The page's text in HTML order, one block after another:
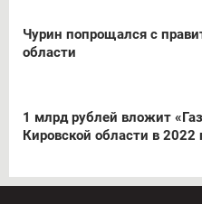
Чурин попрощался с
области
1 млрд рублей вложит
Кировской области в 2022